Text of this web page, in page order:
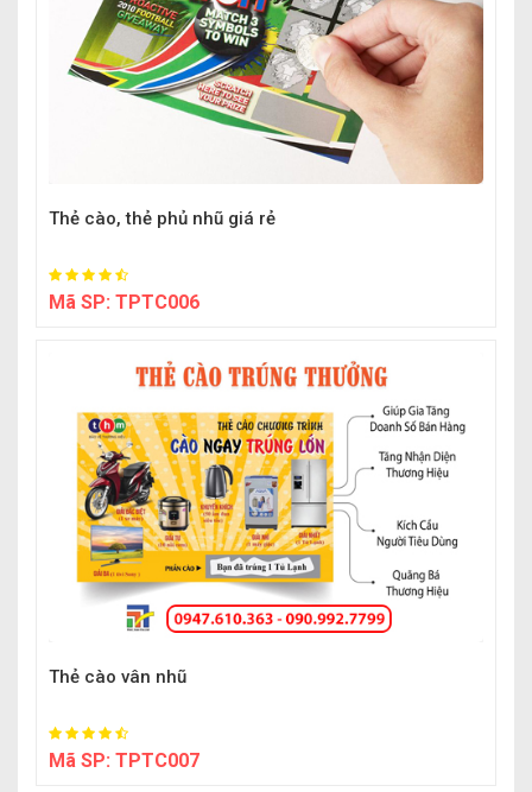
Thẻ cào, thẻ phủ nhũ giá rẻ
Mã SP: TPTC006
Thẻ cào vân nhũ
Mã SP: TPTC007